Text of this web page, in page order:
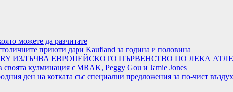
можете да разчитате
приюти дари Kaufland за година и половина
ИЗЛЪЧВА ЕВРОПЕЙСКОТО ПЪРВЕНСТВО ПО ЛЕКА
своята кулминация с MRAK, Peggy Gou и Jamie Jones
ден на котката със специални предложения за по-чист